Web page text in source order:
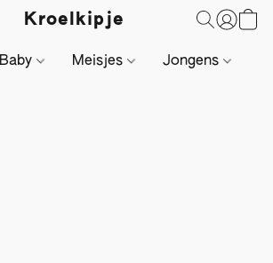
Kroelkipje
Baby Meisjes Jongens